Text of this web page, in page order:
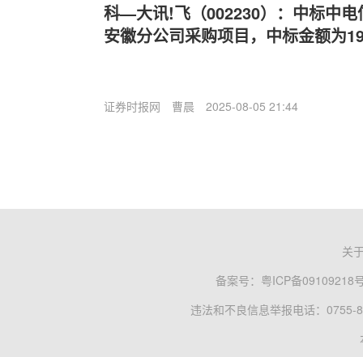
科—大讯!飞（002230）：中标中电
安徽分公司采购项目，中标金额为
证券时报网 曹晨 2025-08-05 21:44
关
备案号： 粤ICP备09109218
违法和不良信息举报电话：0755-